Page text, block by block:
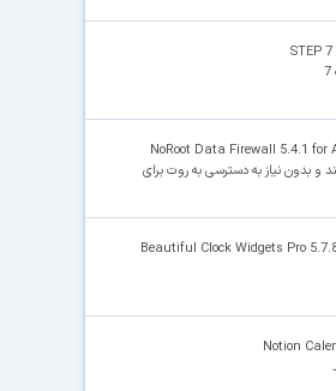
NoRoot Data Firewall 5.4.1 for
و بدون نیاز به دسترسی به روت برای
Beautiful Clock Widgets Pro
Notion